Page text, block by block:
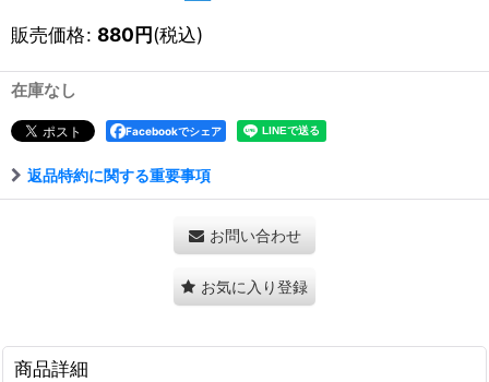
販売価格: 880円(税込)
在庫なし
Facebookでシェア
返品特約に関する重要事項
お問い合わせ
お気に入り登録
商品詳細